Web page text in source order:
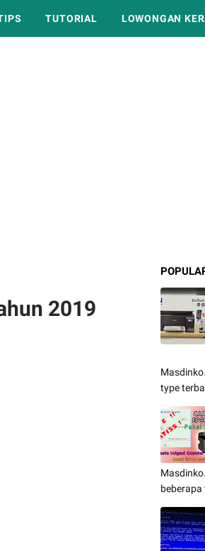
TUTORIAL LOWONGAN
2019
type
beberapa